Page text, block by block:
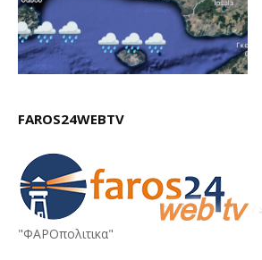
FAROS24WEBTV
"ΦΑΡΟπολιτικα"